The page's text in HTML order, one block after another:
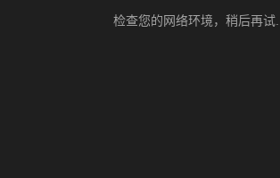
检查您的网络环境，稍后再试...